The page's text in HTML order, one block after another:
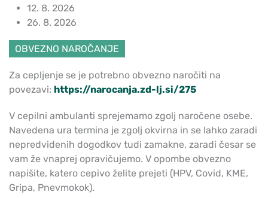
12. 8. 2026
26. 8. 2026
OBVEZNO NAROČANJE
Za cepljenje se je potrebno obvezno naročiti na
povezavi: https://narocanja.zd-lj.si/275
V cepilni ambulanti sprejemamo zgolj naročene osebe.
Navedena ura termina je zgolj okvirna in se lahko zaradi
nepredvidenih dogodkov tudi zamakne, zaradi česar se
vam že vnaprej opravičujemo. V opombe obvezno
napišite, katero cepivo želite prejeti (HPV, Covid, KME,
Gripa, Pnevmokok).